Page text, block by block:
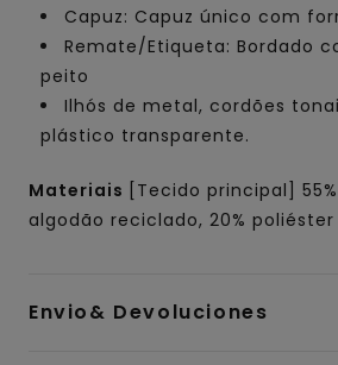
Capuz: Capuz único com
Remate/Etiqueta: Bordado
peito
Ilhós de metal, cordões
plástico transparente.
Materiais [Tecido principal]
algodão reciclado, 20%
Envio& Devoluciones